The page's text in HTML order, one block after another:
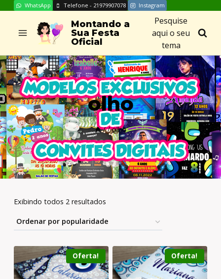
Skip
content
WhatsApp Telefone - 21979907078 Instagram
Montando a
Sua Festa
Oficial
Pesquise
aqui o seu
tema
olho
/ / olho
Exibindo todos 2 resultados
Oferta! Oferta!